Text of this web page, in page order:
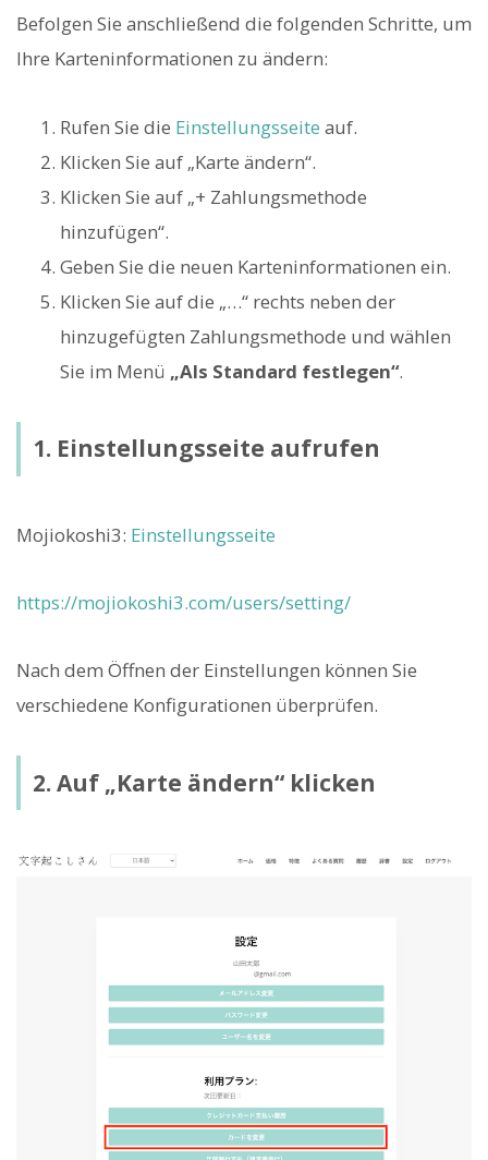
Befolgen Sie anschließend die folgenden Schritte, um
Ihre Karteninformationen zu ändern:
Rufen Sie die Einstellungsseite auf.
Klicken Sie auf „Karte ändern“.
Klicken Sie auf „+ Zahlungsmethode
hinzufügen“.
Geben Sie die neuen Karteninformationen ein.
Klicken Sie auf die „…“ rechts neben der
hinzugefügten Zahlungsmethode und wählen
Sie im Menü „Als Standard festlegen“.
1. Einstellungsseite aufrufen
Mojiokoshi3: Einstellungsseite
https://mojiokoshi3.com/users/setting/
Nach dem Öffnen der Einstellungen können Sie
verschiedene Konfigurationen überprüfen.
2. Auf „Karte ändern“ klicken